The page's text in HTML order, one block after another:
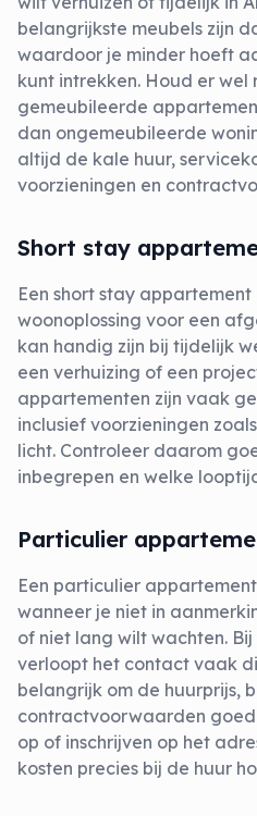
belangrijkste meubels zijn
waardoor je minder hoeft
kunt intrekken. Houd er
gemeubileerde
dan ongemeubileerde
altijd de kale huur,
voorzieningen en
Short stay
Een short stay
woonoplossing voor een
kan handig zijn bij tijdelijk
een verhuizing of een
appartementen zijn vaak
inclusief voorzieningen
licht. Controleer daarom
inbegrepen en welke
Particulier
Een particulier
wanneer je niet in
of niet lang wilt wachten.
verloopt het contact vaak
belangrijk om de huurprijs,
contractvoorwaarden
op of inschrijven op het
kosten precies bij de huur